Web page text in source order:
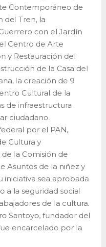
Contemporáneo de
del Tren, la
con el Jardín
Centro de Arte
y Restauración del
de la Casa del
la creación de 9
Cultural de la
de infraestructura
ciudadano.
por el PAN,
Cultura y
la Comisión de
Asuntos de la niñez y
iniciativa sea aprobada
a la seguridad social
de la cultura.
Santoyo, fundador del
encarcelado por la